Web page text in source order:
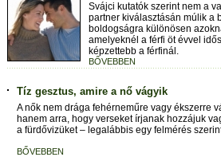
Svájci kutatók szerint nem a
partner kiválasztásán múlik a
boldogságra különösen
amelyeknél a férfi öt évvel
képzettebb a férfinál.
BŐVEBBEN
Tíz gesztus, amire a nő vágyik
A nők nem drága fehérneműre vagy ékszerre
hanem arra, hogy verseket írjanak hozzájuk
a fürdővizüket – legalábbis egy felmérés
BŐVEBBEN